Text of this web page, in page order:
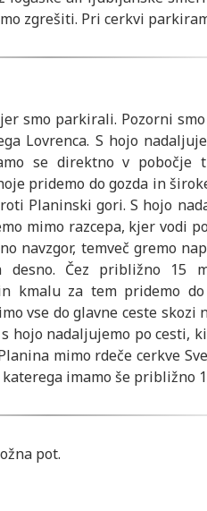
zgrešiti. Pri cerkvi
smo parkirali. Pozorni
Lovrenca. S hojo
se direktno v pobočje
pridemo do gozda in
Planinski gori. S hojo
mimo razcepa, kjer vodi
navzgor, temveč gremo
Čez približno 15
kmalu za tem pridemo
vse do glavne ceste skozi
hojo nadaljujemo po cesti,
mimo rdeče cerkve
imamo še približno
pot.